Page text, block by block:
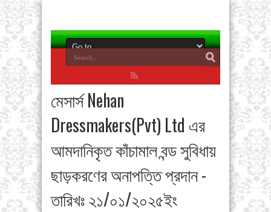
মেসার্স Nehan
Dressmakers(Pvt) Ltd এর
আমদানিকৃত কাঁচামাল বন্ড সুবিধায়
ছাড়করণের অনাপত্তি প্রদান -
তারিখঃ ২১/০১/২০২৫ইং